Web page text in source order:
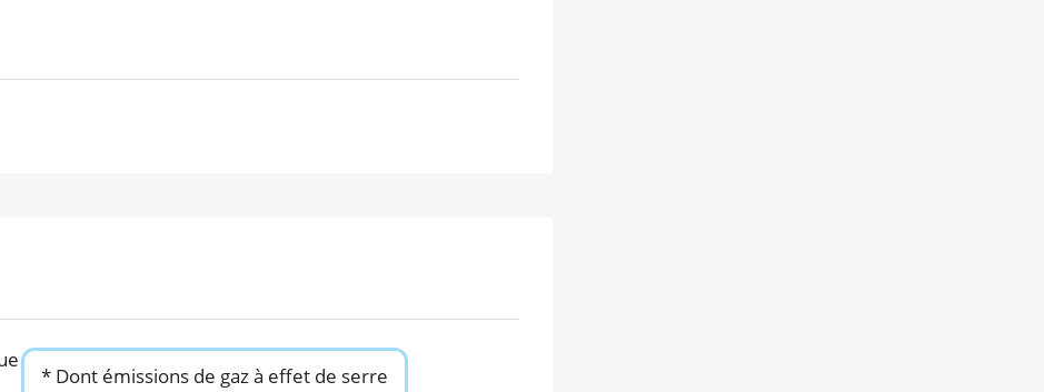
* Dont émissions de gaz à effet de serre